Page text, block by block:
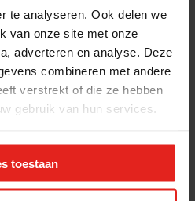
te analyseren. Ook delen we
van onze site met onze
adverteren en analyse. Deze
combineren met andere
verstrekt of die ze hebben
gebruik van hun services.
toestaan
Opzeggen
ons
nieuwsbrief